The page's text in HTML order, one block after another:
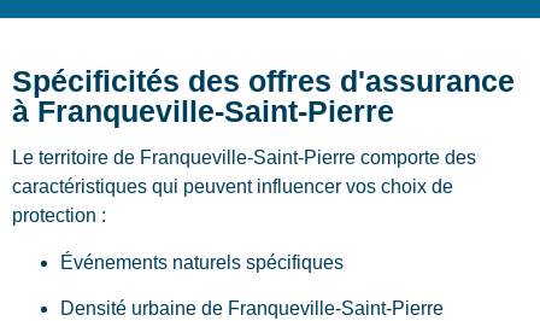
Spécificités des offres d'assurance
à Franqueville-Saint-Pierre
Le territoire de Franqueville-Saint-Pierre comporte des
caractéristiques qui peuvent influencer vos choix de
protection :
Événements naturels spécifiques
Densité urbaine de Franqueville-Saint-Pierre